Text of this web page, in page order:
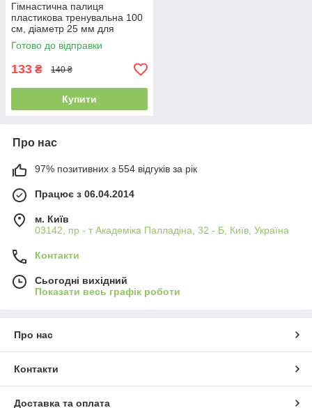
Гімнастична палиця
пластикова тренувальна 100
см, діаметр 25 мм для
фітнесу, гімнастики та
реабілітації FI-2025-1,
Жовтий
Готово до відправки
133 ₴ 140 ₴
Купити
Про нас
97% позитивних з 554 відгуків за рік
Працює з 06.04.2014
м. Київ
03142, пр - т Академіка Палладіна, 32 - Б, Київ, Україна
Контакти
Сьогодні вихідний
Показати весь графік роботи
Про нас
Контакти
Доставка та оплата